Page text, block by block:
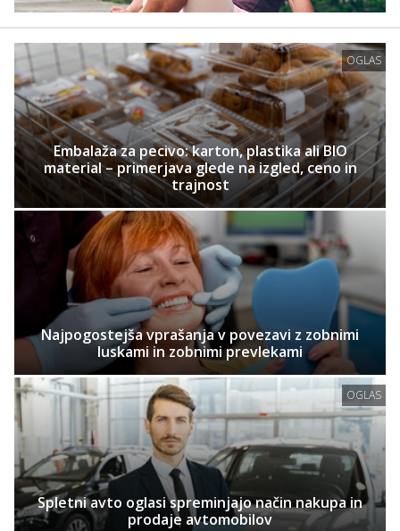
OGLAS
Embalaža za pecivo: karton, plastika ali BIO
material – primerjava glede na izgled, ceno in
trajnost
Najpogostejša vprašanja v povezavi z zobnimi
luskami in zobnimi prevlekami
OGLAS
Spletni avto oglasi spreminjajo način nakupa in
prodaje avtomobilov